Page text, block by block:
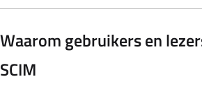
Waarom gebruikers en
SCIM